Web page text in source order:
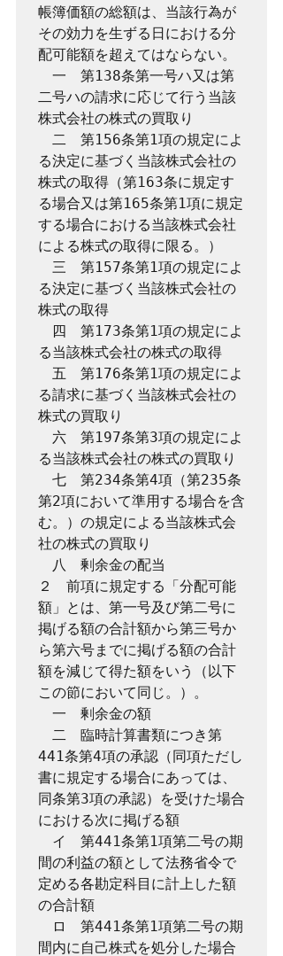
帳簿価額の総額は、当該行為が
その効力を生ずる日における分
配可能額を超えてはならない。
一　第138条第一号ハ又は第
二号ハの請求に応じて行う当該
株式会社の株式の買取り
二　第156条第1項の規定によ
る決定に基づく当該株式会社の
株式の取得（第163条に規定す
る場合又は第165条第1項に規定
する場合における当該株式会社
による株式の取得に限る。）
三　第157条第1項の規定によ
る決定に基づく当該株式会社の
株式の取得
四　第173条第1項の規定によ
る当該株式会社の株式の取得
五　第176条第1項の規定によ
る請求に基づく当該株式会社の
株式の買取り
六　第197条第3項の規定によ
る当該株式会社の株式の買取り
七　第234条第4項（第235条
第2項において準用する場合を含
む。）の規定による当該株式会
社の株式の買取り
八　剰余金の配当
２　前項に規定する「分配可能
額」とは、第一号及び第二号に
掲げる額の合計額から第三号か
ら第六号までに掲げる額の合計
額を減じて得た額をいう（以下
この節において同じ。）。
一　剰余金の額
二　臨時計算書類につき第
441条第4項の承認（同項ただし
書に規定する場合にあっては、
同条第3項の承認）を受けた場合
における次に掲げる額
イ　第441条第1項第二号の期
間の利益の額として法務省令で
定める各勘定科目に計上した額
の合計額
ロ　第441条第1項第二号の期
間内に自己株式を処分した場合